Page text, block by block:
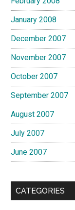
January 2008
December 2007
November 2007
October 2007
September 2007
August 2007
July 2007
June 2007
CATEGORIES